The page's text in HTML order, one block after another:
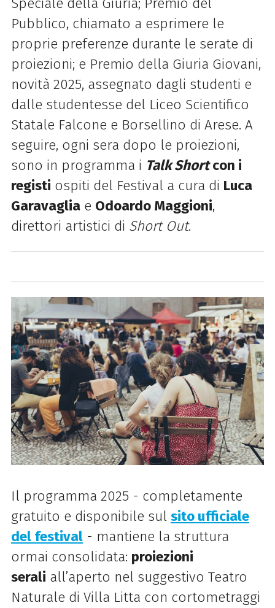
Speciale della Giuria; Premio del
Pubblico, chiamato a esprimere le
proprie preferenze durante le serate di
proiezioni; e Premio della Giuria Giovani,
novità 2025, assegnato dagli studenti e
dalle studentesse del Liceo Scientifico
Statale Falcone e Borsellino di Arese. A
seguire, ogni sera dopo le proiezioni,
sono in programma i Talk Shortcon i
registi ospiti del Festival a cura di Luca
Garavagliae Odoardo Maggioni,
direttori artistici di Short Out.
Il programma 2025 - completamente
gratuito e disponibile sul sito ufficiale
del festival- mantiene la struttura
ormai consolidata: proiezioni
serali all’aperto nel suggestivo Teatro
Naturale di Villa Litta con cortometraggi